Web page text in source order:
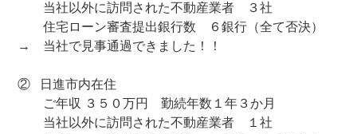
当社以外に訪問された不動産業者 ３社
住宅ローン審査提出銀行数 ６銀行（全て否決）
→ 当社で見事通過できました！！
② 日進市内在住
ご年収 ３５０万円 勤続年数１年３か月
当社以外に訪問された不動産業者 １社